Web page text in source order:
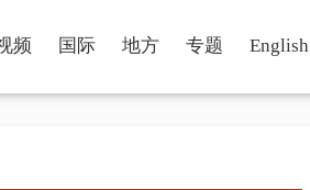
频 国际 地方 专题 English